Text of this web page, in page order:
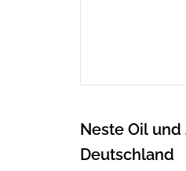
Neste Oil
Deutschland